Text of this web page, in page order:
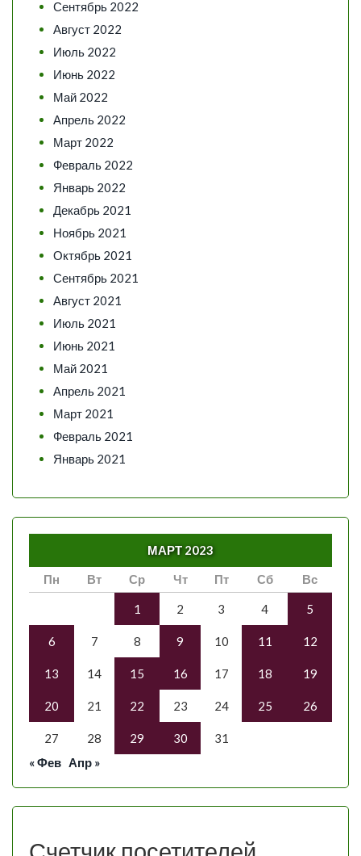
Сентябрь 2022
Август 2022
Июль 2022
Июнь 2022
Май 2022
Апрель 2022
Март 2022
Февраль 2022
Январь 2022
Декабрь 2021
Ноябрь 2021
Октябрь 2021
Сентябрь 2021
Август 2021
Июль 2021
Июнь 2021
Май 2021
Апрель 2021
Март 2021
Февраль 2021
Январь 2021
МАРТ 2023
Пн
Вт Ср Чт Пт Сб Вс
1 2 3 4 5
6 7 8 9 10 11 12
13 14 15 16 17 18 19
20 21 22 23 24 25 26
27 28 29 30
31
« Фев Апр »